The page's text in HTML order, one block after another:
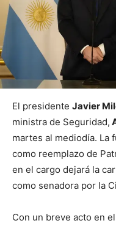
El presidente Javier
ministra de Seguridad,
martes al mediodía. La
como reemplazo de
en el cargo dejará la
como senadora por la
Con un breve acto en